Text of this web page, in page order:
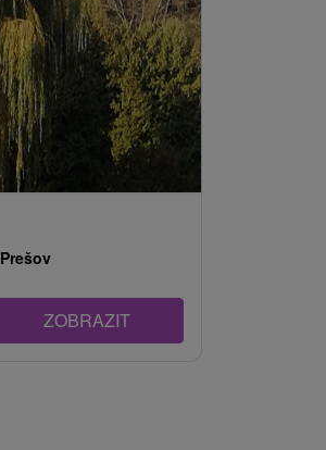
Prešov
ZOBRAZIT